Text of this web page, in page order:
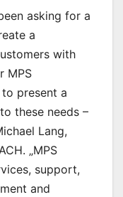
asking for a
a
with
MPS
present a
these needs –
Lang,
„MPS
support,
and